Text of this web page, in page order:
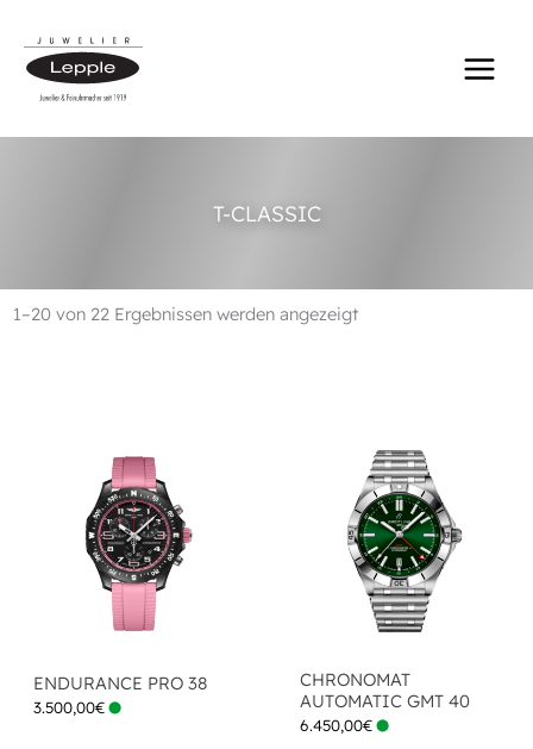
Inhalt
springen
T-CLASSIC
1–20 von 22 Ergebnissen werden angezeigt
ENDURANCE PRO 38
3.500,00€
CHRONOMAT
AUTOMATIC GMT 40
6.450,00€